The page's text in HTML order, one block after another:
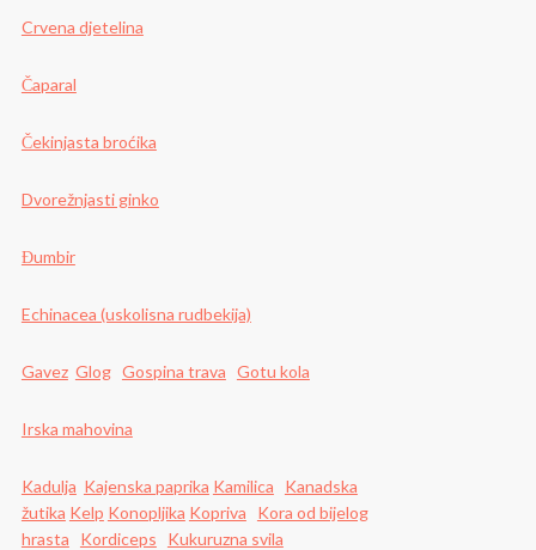
Crvena djetelina
Čaparal
Čekinjasta broćika
Dvorežnjasti ginko
Đumbir
Echinacea (uskolisna rudbekija)
Gavez Glog Gospina trava Gotu kola
Irska mahovina
Kadulja Kajenska paprika Kamilica
Kanadska
žutika Kelp Konopljika Kopriva
Kora od bijelog
hrasta
Kordiceps Kukuruzna svila